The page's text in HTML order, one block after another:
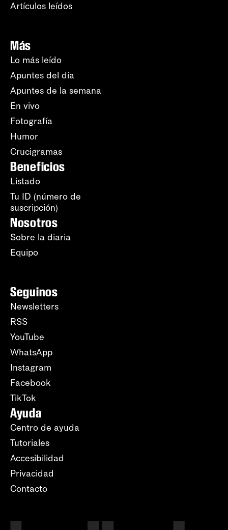
Artículos leídos
Más
Lo más leído
Apuntes del día
Apuntes de la semana
En vivo
Fotografía
Humor
Crucigramas
Beneficios
Listado
Tu ID (número de
suscripción)
Nosotros
Sobre la diaria
Equipo
Seguinos
Newsletters
RSS
YouTube
WhatsApp
Instagram
Facebook
TikTok
Ayuda
Centro de ayuda
Tutoriales
Accesibilidad
Privacidad
Contacto